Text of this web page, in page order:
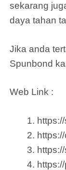
sekarang
daya tahan
Jika anda
Spunbond
Web Link :